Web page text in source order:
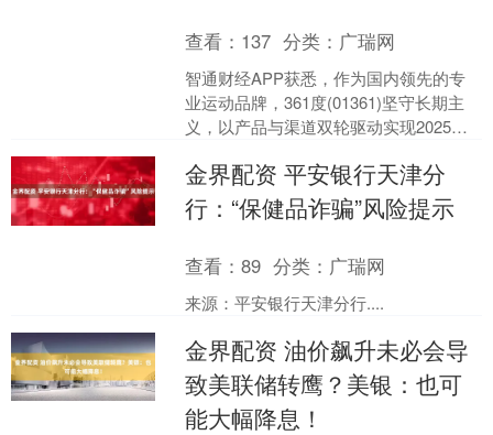
查看： 137 分类： 广瑞网
智通财经APP获悉，作为国内领先的专
业运动品牌，361度(01361)坚守长期主
义，以产品与渠道双轮驱动实现2025年
元....
金界配资 平安银行天津分
行：“保健品诈骗”风险提示
查看：89 分类： 广瑞网
来源：平安银行天津分行....
金界配资 油价飙升未必会导
致美联储转鹰？美银：也可
能大幅降息！